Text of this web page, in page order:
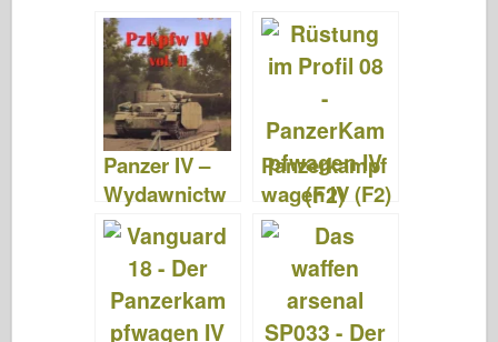
er o
ar
d
e
st
bl o
d
n
di
t
e
Panzer IV –
Wydawnictw
o Militaria 147
Panzerkampf
wagen IV (F2)
– Panzerung
Im Profil 008